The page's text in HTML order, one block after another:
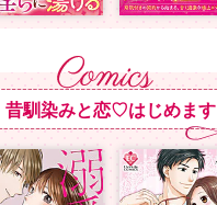
昔馴染みと恋♡はじめます